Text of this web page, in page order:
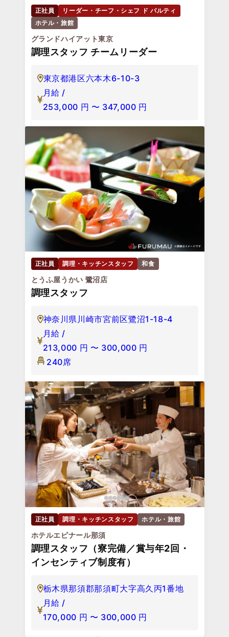
正社員
リーダー・チーフ・シェフ ド パルティ
ホテル・旅館
グランドハイアット東京
調理スタッフ チームリーダー
東京都港区六本木6-10-3
月給 /
253,000 円 〜 347,000 円
正社員 調理・キッチンスタッフ 和食
とうふ屋うかい 鷺沼店
調理スタッフ
神奈川県川崎市宮前区鷺沼1-18-4
月給 /
213,000 円 〜 300,000 円
240席
正社員 調理・キッチンスタッフ ホテル・旅館
ホテルエピナール那須
調理スタッフ（寮完備／賞与年2回・
インセンティブ制度有）
栃木県那須郡那須町大字高久丙1番地
月給 /
170,000 円 〜 300,000 円